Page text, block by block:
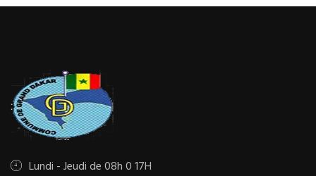
Lundi - Jeudi de 08h 0 17H